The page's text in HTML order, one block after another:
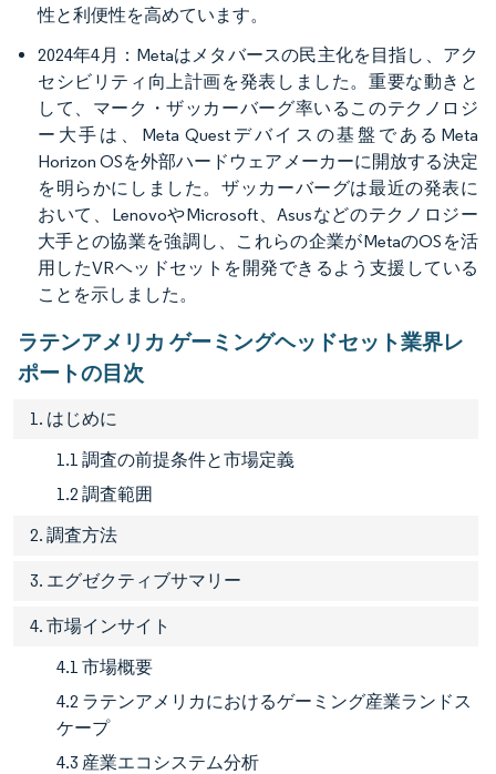
性と利便性を高めています。
2024年4月：Metaはメタバースの民主化を目指し、アク
セシビリティ向上計画を発表しました。重要な動きと
して、マーク・ザッカーバーグ率いるこのテクノロジ
ー大手は、Meta Questデバイスの基盤であるMeta
Horizon OSを外部ハードウェアメーカーに開放する決定
を明らかにしました。ザッカーバーグは最近の発表に
おいて、LenovoやMicrosoft、Asusなどのテクノロジー
大手との協業を強調し、これらの企業がMetaのOSを活
用したVRヘッドセットを開発できるよう支援している
ことを示しました。
ラテンアメリカ ゲーミングヘッドセット業界レ
ポートの目次
1. はじめに
1.1 調査の前提条件と市場定義
1.2 調査範囲
2. 調査方法
3. エグゼクティブサマリー
4. 市場インサイト
4.1 市場概要
4.2 ラテンアメリカにおけるゲーミング産業ランドス
ケープ
4.3 産業エコシステム分析